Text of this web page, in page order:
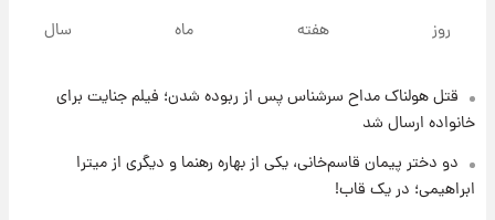
۱۹ ساعت پیش
روز هفته ماه سال
قتل هولناک مداح سرشناس پس از ربوده شدن؛ فیلم جنایت برای
خانواده ارسال شد
دو دختر پیمان قاسم‌خانی، یکی از بهاره رهنما و دیگری از میترا
ابراهیمی؛ در یک قاب!